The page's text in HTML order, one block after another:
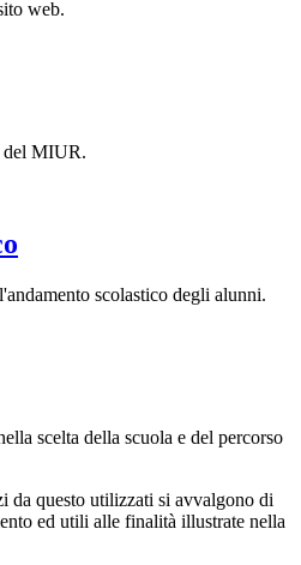
web.
del MIUR.
scolastico degli alunni.
scelta della scuola e del percorso
da questo utilizzati si avvalgono di
ed utili alle finalità illustrate nella